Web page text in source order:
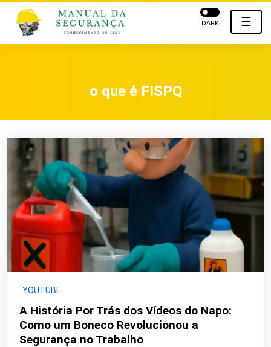
☰
DARK
o que é FISPQ
YOUTUBE
A História Por Trás dos Vídeos do Napo:
Como um Boneco Revolucionou a
Segurança no Trabalho